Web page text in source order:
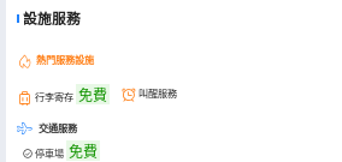
設施服務
熱門服務設施
行李寄存 免費 叫醒服務
交通服務
停車場 免費